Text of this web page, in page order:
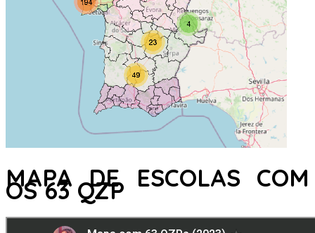
MAPA DE ESCOLAS COM
OS 63 QZP